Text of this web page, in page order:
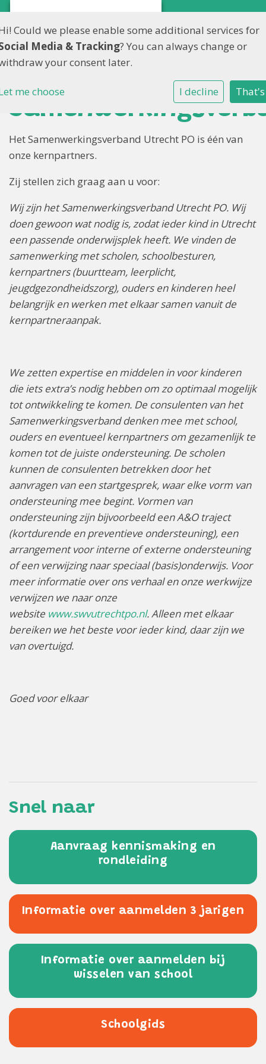
Het Samenwerkingsverband Utrecht PO is één van
onze kernpartners.
Zij stellen zich graag aan u voor:
Wij zijn het Samenwerkingsverband Utrecht PO. Wij
doen gewoon wat nodig is, zodat ieder kind in Utrecht
een passende onderwijsplek heeft. We vinden de
samenwerking met scholen, schoolbesturen,
kernpartners (buurtteam, leerplicht,
jeugdgezondheidszorg), ouders en kinderen heel
belangrijk en werken met elkaar samen vanuit de
kernpartneraanpak.
We zetten expertise en middelen in voor kinderen
die iets extra’s nodig hebben om zo optimaal mogelijk
tot ontwikkeling te komen. De consulenten van het
Samenwerkingsverband denken mee met school,
ouders en eventueel kernpartners om gezamenlijk te
komen tot de juiste ondersteuning. De scholen
kunnen de consulenten betrekken door het
aanvragen van een startgesprek, waar elke vorm van
ondersteuning mee begint. Vormen van
ondersteuning zijn bijvoorbeeld een A&O traject
(kortdurende en preventieve ondersteuning), een
arrangement voor interne of externe ondersteuning
of een verwijzing naar speciaal (basis)onderwijs. Voor
meer informatie over ons verhaal en onze werkwijze
verwijzen we naar onze
website www.swvutrechtpo.nl. Alleen met elkaar
bereiken we het beste voor ieder kind, daar zijn we
van overtuigd.
Goed voor elkaar
Snel naar
Aanvraag kennismaking en
rondleiding
Informatie over aanmelden 3 jarigen
Informatie over aanmelden bij
wisselen van school
Schoolgids
Could we please enable some additional services for
Media & Tracking? You can always change or
your consent later.
me choose I decline